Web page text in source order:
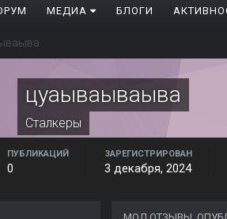
МЕДИА БЛОГИ
цуаываываыва
Сталкеры
ПУБЛИКАЦИЙ
0
ЗАРЕГИСТРИРОВАН
3 декабря, 2024